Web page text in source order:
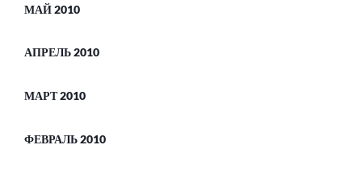
МАЙ 2010
АПРЕЛЬ 2010
МАРТ 2010
ФЕВРАЛЬ 2010